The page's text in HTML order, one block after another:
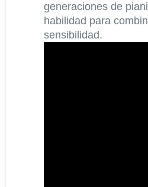
generaciones de
habilidad para
sensibilidad.